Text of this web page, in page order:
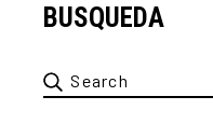
BUSQUEDA
Search
for: